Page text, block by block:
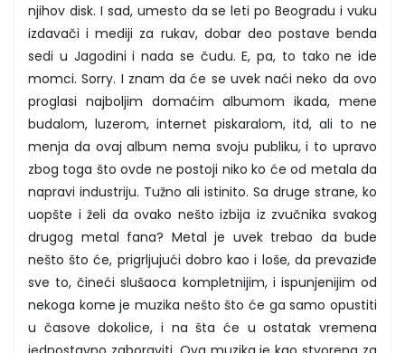
njihov disk. I sad, umesto da se leti po Beogradu i vuku
izdavači i mediji za rukav, dobar deo postave benda
sedi u Jagodini i nada se čudu. E, pa, to tako ne ide
momci. Sorry. I znam da će se uvek naći neko da ovo
proglasi najboljim domaćim albumom ikada, mene
budalom, luzerom, internet piskaralom, itd, ali to ne
menja da ovaj album nema svoju publiku, i to upravo
zbog toga što ovde ne postoji niko ko će od metala da
napravi industriju. Tužno ali istinito. Sa druge strane, ko
uopšte i želi da ovako nešto izbija iz zvučnika svakog
drugog metal fana? Metal je uvek trebao da bude
nešto što će, prigrljujući dobro kao i loše, da prevaziđe
sve to, čineći slušaoca kompletnijim, i ispunjenijim od
nekoga kome je muzika nešto što će ga samo opustiti
u časove dokolice, i na šta će u ostatak vremena